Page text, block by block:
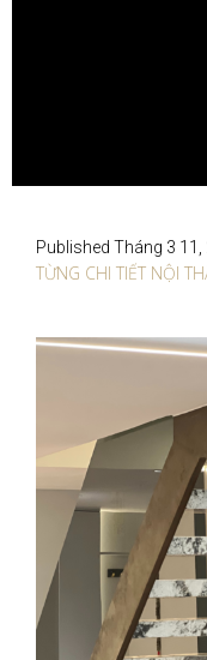
Published Tháng 3 11,
TỪNG CHI TIẾT NỘI